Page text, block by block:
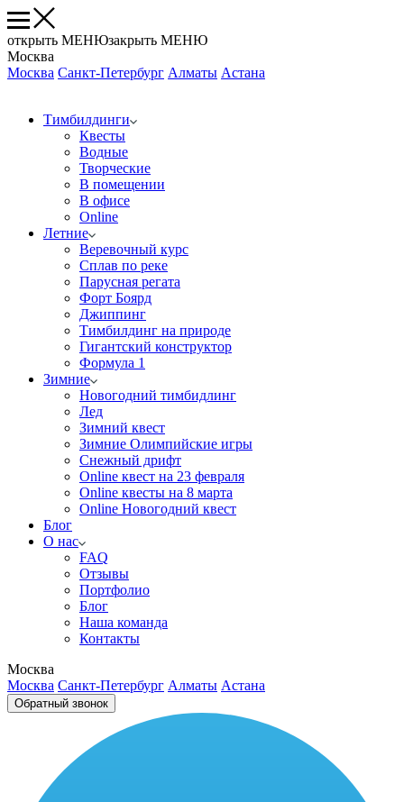
открыть МЕНЮзакрыть МЕНЮ
Москва
Москва Санкт-Петербург Алматы Астана
Тимбилдинги
Квесты
Водные
Творческие
В помещении
В офисе
Online
Летние
Веревочный курс
Сплав по реке
Парусная регата
Форт Боярд
Джиппинг
Тимбилдинг на природе
Гигантский конструктор
Формула 1
Зимние
Новогодний тимбидлинг
Лед
Зимний квест
Зимние Олимпийские игры
Снежный дрифт
Online квест на 23 февраля
Online квесты на 8 марта
Online Новогодний квест
Блог
О нас
FAQ
Отзывы
Портфолио
Блог
Наша команда
Контакты
Москва
Москва Санкт-Петербург Алматы Астана
Обратный звонок